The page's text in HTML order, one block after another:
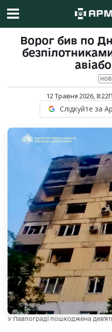
Ворог бив по
12 Травня 2026, 8:22
Слідкуйте за
У Павлограді пошкоджена